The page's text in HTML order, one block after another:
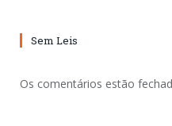
Sem Leis
Os comentários estão